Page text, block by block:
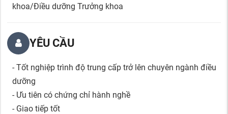
khoa/Điều dưỡng Trưởng khoa
YÊU CẦU
- Tốt nghiệp trình độ trung cấp trở lên chuyên ngành điều
dưỡng
- Ưu tiên có chứng chỉ hành nghề
- Giao tiếp tốt